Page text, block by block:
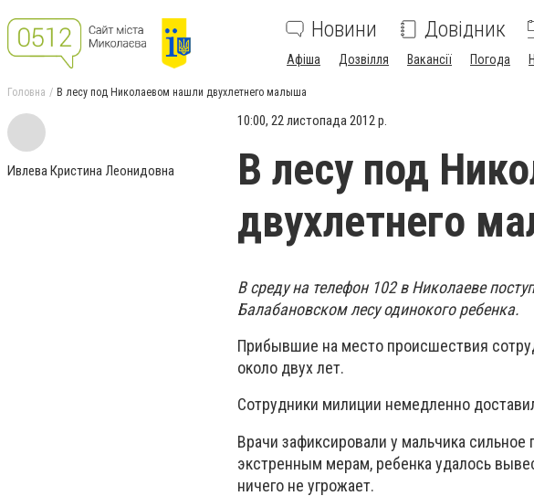
Новини Довідник
Афіша Дозвілля Вакансії Погода
Головна В лесу под Николаевом нашли двухлетнего малыша
Ивлева Кристина Леонидовна
10:00, 22 листопада 2012 р.
В лесу под
двухлетнего
В среду на телефон 102 в Николаеве
Балабановском лесу одинокого ребенка.
Прибывшие на место происшествия
около двух лет.
Сотрудники милиции немедленно
Врачи зафиксировали у мальчика
экстренным мерам, ребенка удалось
ничего не угрожает.